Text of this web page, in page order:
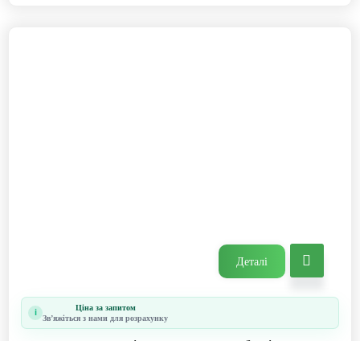
Деталі
i Ціна за запитом
Звʼяжіться з нами для розрахунку